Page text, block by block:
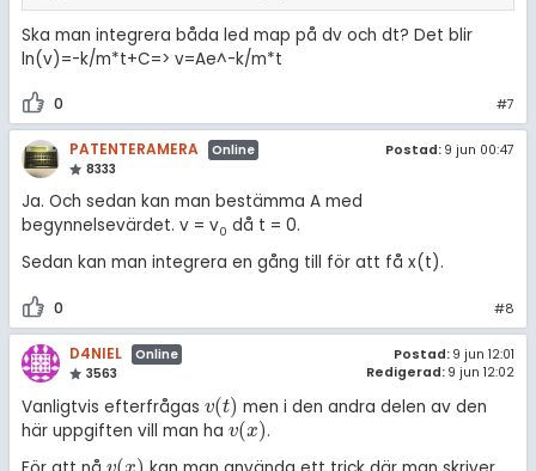
Ska man integrera båda led map på dv och dt? Det blir
ln(v)=-k/m*t+C=> v=Ae^-k/m*t
0 #7
PATENTERAMERA
Online
8333
Postad: 9 jun 00:47
Ja. Och sedan kan man bestämma A med
begynnelsevärdet. v = v0 då t = 0.
Sedan kan man integrera en gång till för att få x(t).
0 #8
D4NIEL
Online
3563
Postad: 9 jun 12:01
Redigerad: 9 jun 12:02
Vanligtvis efterfrågas v(t)
v(t) men i den andra delen av den
här uppgiften vill man ha v(x)
v(x) .